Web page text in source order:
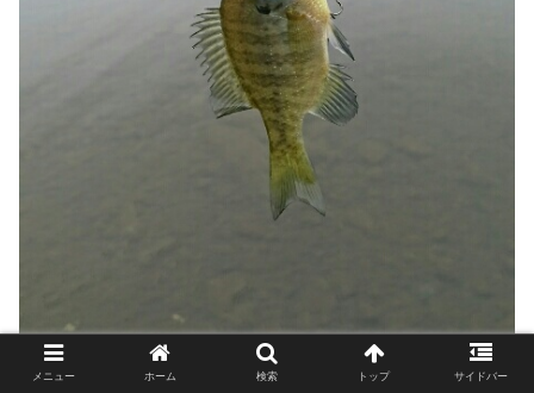
メニュー ホーム 検索 トップ サイドバー